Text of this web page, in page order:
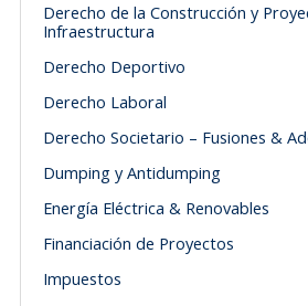
Derecho de la Construcción y
Infraestructura
Derecho Deportivo
Derecho Laboral
Derecho Societario – Fusiones &
Dumping y Antidumping
Energía Eléctrica & Renovables
Financiación de Proyectos
Impuestos